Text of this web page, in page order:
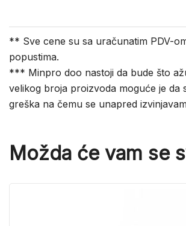
** Sve cene su sa uračunatim PDV-
popustima.
*** Minpro doo nastoji da bude što
velikog broja proizvoda moguće je da
greška na čemu se unapred
Možda će vam se